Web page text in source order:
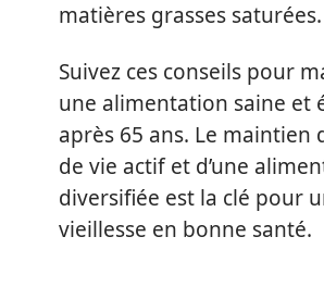
matières grasses saturées.
Suivez ces conseils pour
une alimentation saine et
après 65 ans. Le maintien
de vie actif et d’une
diversifiée est la clé pour
vieillesse en bonne santé.